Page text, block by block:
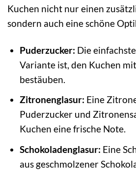
Kuchen nicht nur einen
sondern auch eine schöne
Puderzucker: Die
Variante ist, den Kuchen
bestäuben.
Zitronenglasur: Eine
Puderzucker und
Kuchen eine frische Note.
Schokoladenglasur: Eine
aus geschmolzener